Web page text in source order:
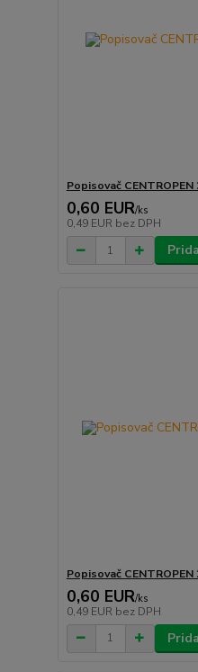
Popisovač
0,60 EUR/ks
0,49 EUR bez DPH
Popisovač
0,60 EUR/ks
0,49 EUR bez DPH